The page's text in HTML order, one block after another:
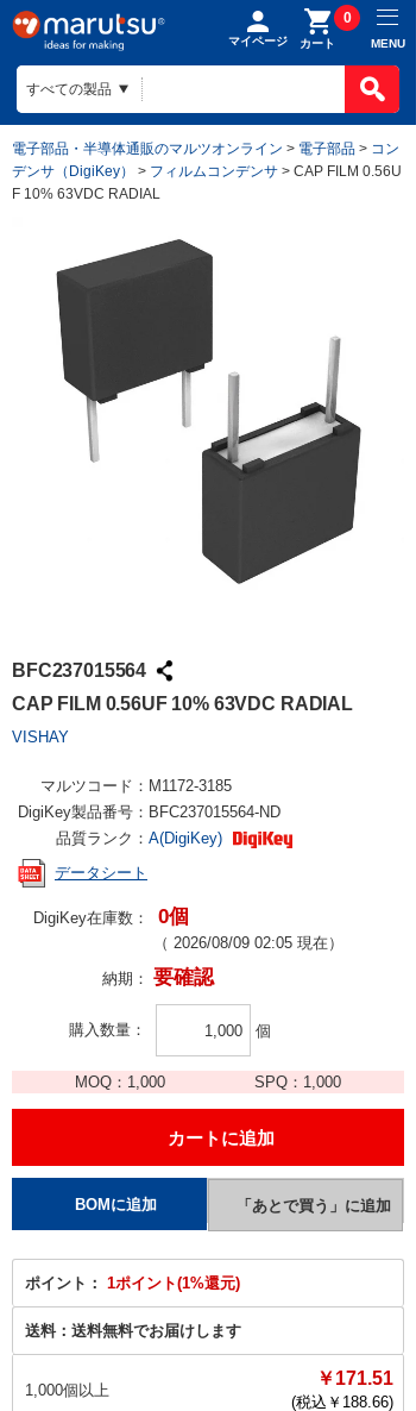
マイページ カート
0
MENU
電子部品・半導体通販のマルツオンライン > 電子部品 > コン
デンサ（DigiKey）
> フィルムコンデンサ > CAP FILM 0.56U
F 10% 63VDC RADIAL
BFC237015564
CAP FILM 0.56UF 10% 63VDC RADIAL
VISHAY
マルツコード： M1172-3185
DigiKey製品番号： BFC237015564-ND
品質ランク： A(DigiKey)
データシート
DigiKey在庫数： 0個
（ 2026/08/09 02:05 現在）
納期： 要確認
購入数量 個
MOQ： 1,000 SPQ： 1,000
ポイント： 1ポイント(1%還元)
送料： 送料無料でお届けします
1,000個以上
￥171.51
(税込￥ 188.66)